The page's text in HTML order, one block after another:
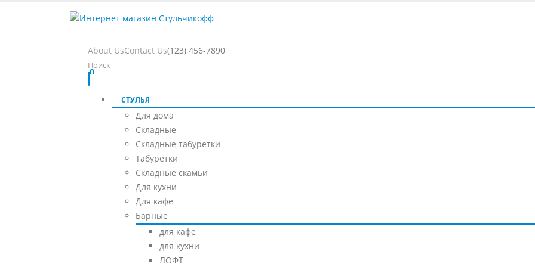
About UsContact Us(123) 456-7890
Поиск
СТУЛЬЯ
Для дома
Складные
Складные табуретки
Табуретки
Складные скамьи
Для кухни
Для кафе
Барные
для кафе
для кухни
ЛОФТ